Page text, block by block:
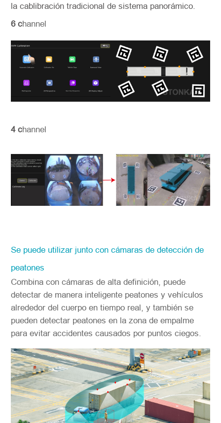
la cablibración tradicional de sistema panorámico.
6 channel
4 channel
Se puede utilizar junto con cámaras de detección de
peatones
Combina con cámaras de alta definición, puede
detectar de manera inteligente peatones y vehículos
alrededor del cuerpo en tiempo real, y también se
pueden detectar peatones en la zona de empalme
para evitar accidentes causados por puntos ciegos.